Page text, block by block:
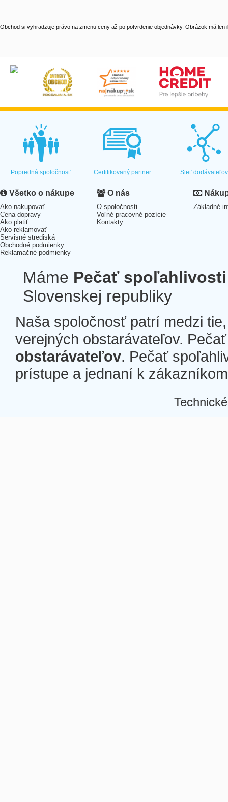
Obchod si vyhradzuje právo na zmenu ceny až po potvrdenie objednávky. Obrázok má len
Popredná spoločnosť Certifikovaný partner Sieť dodávateľov
Všetko o nákupe
Ako nakupovať
Cena dopravy
Ako platiť
Ako reklamovať
Servisné strediská
Obchodné podmienky
Reklamačné podmienky
O nás
O spoločnosti
Voľné pracovné pozície
Kontakty
Základné
Máme Pečať spoľahlivosti
Slovenskej republiky
Naša spoločnosť patrí medzi
verejných obstarávateľov.
obstarávateľov. Pečať
prístupe a jednaní k